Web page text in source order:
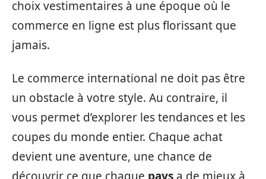
choix vestimentaires à une époque où le
commerce en ligne est plus florissant que
jamais.
Le commerce international ne doit pas être
un obstacle à votre style. Au contraire, il
vous permet d’explorer les tendances et les
coupes du monde entier. Chaque achat
devient une aventure, une chance de